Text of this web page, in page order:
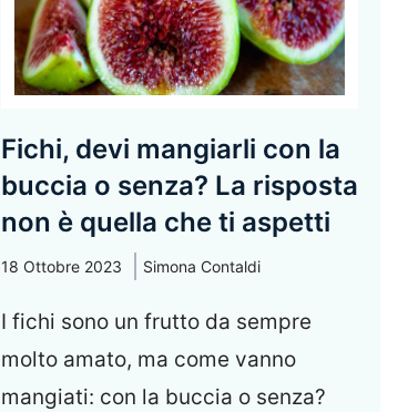
Fichi, devi mangiarli con la
buccia o senza? La risposta
non è quella che ti aspetti
18 Ottobre 2023 Simona Contaldi
I fichi sono un frutto da sempre
molto amato, ma come vanno
mangiati: con la buccia o senza?